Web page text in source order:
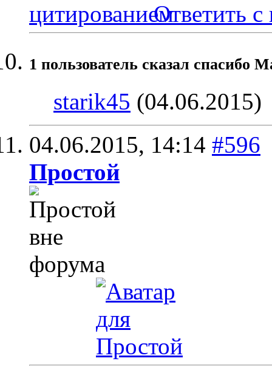
Ответить с
1 пользователь сказал cпасибо
starik45 (04.06.2015)
04.06.2015, 14:14 #596
Простой